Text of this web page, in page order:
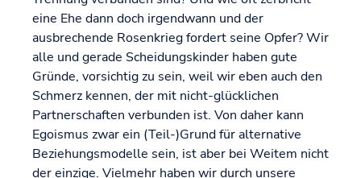
eine Ehe dann doch irgendwann und der
ausbrechende Rosenkrieg fordert seine Opfer? Wir
alle und gerade Scheidungskinder haben gute
Gründe, vorsichtig zu sein, weil wir eben auch den
Schmerz kennen, der mit nicht-glücklichen
Partnerschaften verbunden ist. Von daher kann
Egoismus zwar ein (Teil-)Grund für alternative
Beziehungsmodelle sein, ist aber bei Weitem nicht
der einzige. Vielmehr haben wir durch unsere